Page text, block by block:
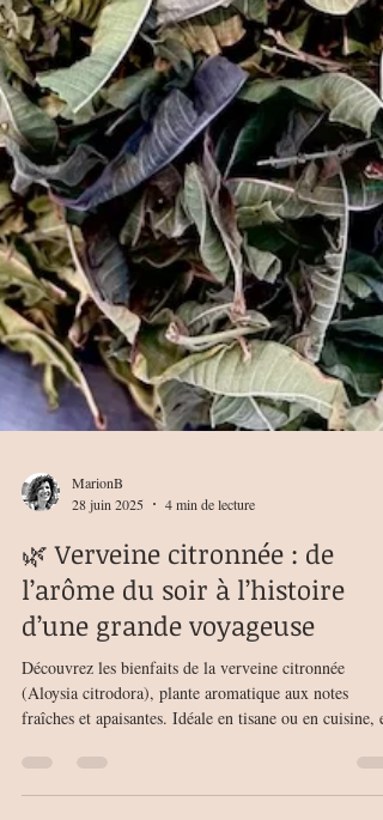
MarionB
28 juin 2025
4 min de lecture